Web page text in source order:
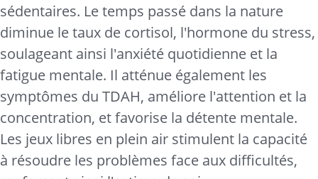
sédentaires. Le temps passé dans la nature
diminue le taux de cortisol, l'hormone du stress,
soulageant ainsi l'anxiété quotidienne et la
fatigue mentale. Il atténue également les
symptômes du TDAH, améliore l'attention et la
concentration, et favorise la détente mentale.
Les jeux libres en plein air stimulent la capacité
à résoudre les problèmes face aux difficultés,